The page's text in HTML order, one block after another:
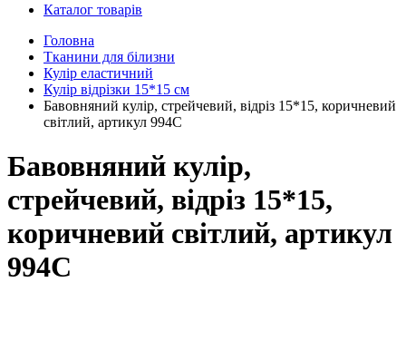
Каталог товарів
Головна
Тканини для білизни
Кулір еластичний
Кулір відрізки 15*15 см
Бавовняний кулір, стрейчевий, відріз 15*15, коричневий
світлий, артикул 994С
Бавовняний кулір,
стрейчевий, відріз 15*15,
коричневий світлий, артикул
994С